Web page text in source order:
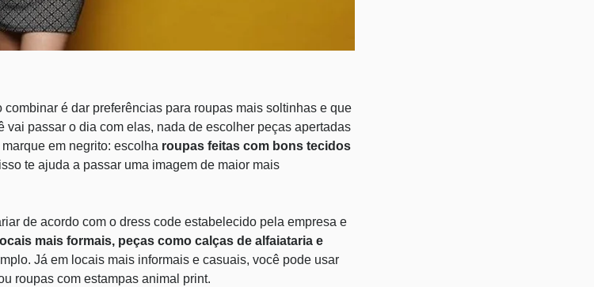
é dar preferências para roupas mais soltinhas e que
vai passar o dia com elas, nada de escolher peças apertadas
em negrito: escolha roupas feitas com bons tecidos
te ajuda a passar uma imagem de maior mais
de acordo com o dress code estabelecido pela empresa e
locais mais formais, peças como calças de alfaiataria e
Já em locais mais informais e casuais, você pode usar
roupas com estampas animal print.